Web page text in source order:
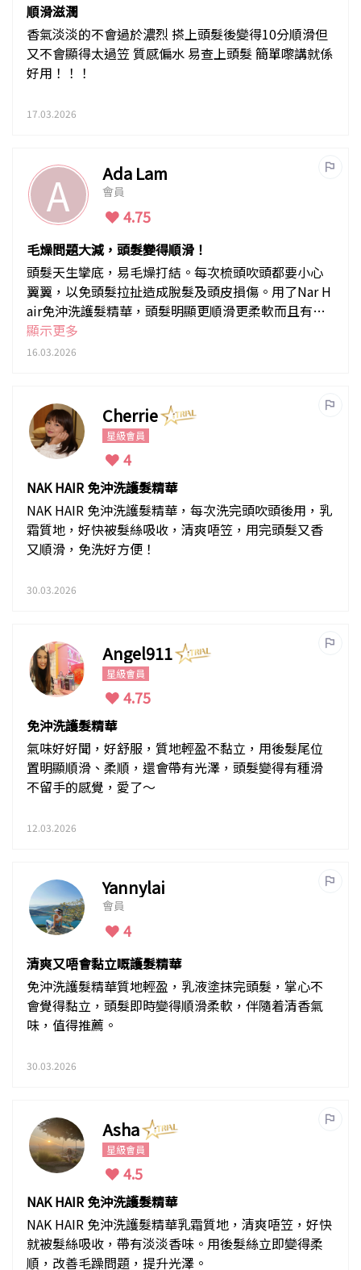
順滑滋潤
香氣淡淡的不會過於濃烈 搽上頭髮後變得10分順滑但
又不會顯得太過笠 質感偏水 易查上頭髮 簡單嚟講就係
好用！！！
17.03.2026
A Ada Lam
會員
4.75
毛燥問題大減，頭髮變得順滑！
頭髮天生攣底，易毛燥打結。每次梳頭吹頭都要小心
翼翼，以免頭髮拉扯造成脫髮及頭皮損傷。用了Nar H
air免沖洗護髮精華，頭髮明顯更順滑更柔軟而且有光
澤。最重要效果last到第二朝，就算瞓醒都仲keep到
柔順感。So far係用過既免沖洗頭髮精華入面最top，
顯示更多
16.03.2026
Cherrie
星級會員
4
NAK HAIR 免沖洗護髮精華
NAK HAIR 免沖洗護髮精華，每次洗完頭吹頭後用，乳
霜質地，好快被髮絲吸收，清爽唔笠，用完頭髮又香
又順滑，免洗好方便！
30.03.2026
Angel911
星級會員
4.75
免沖洗護髮精華
氣味好好聞，好舒服，質地輕盈不黏立，用後髮尾位
置明顯順滑、柔順，還會帶有光澤，頭髮變得有種滑
不留手的感覺，愛了～
12.03.2026
Yannylai
會員
4
清爽又唔會黏立嘅護髮精華
免沖洗護髮精華質地輕盈，乳液塗抹完頭髮，掌心不
會覺得黏立，頭髮即時變得順滑柔軟，伴隨着清香氣
味，值得推薦。
30.03.2026
Asha
星級會員
4.5
NAK HAIR 免沖洗護髮精華
NAK HAIR 免沖洗護髮精華乳霜質地，清爽唔笠，好快
就被髮絲吸收，帶有淡淡香味。用後髮絲立即變得柔
順，改善毛躁問題，提升光澤。